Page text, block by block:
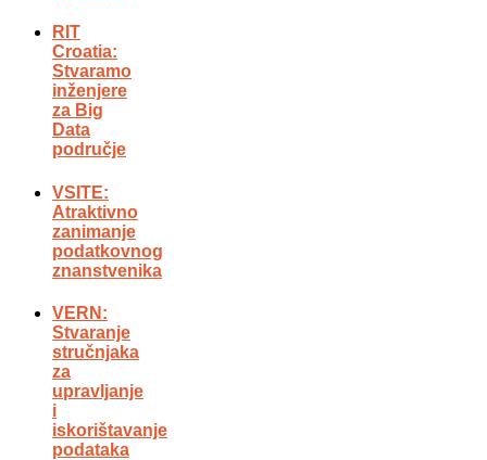
RIT
Croatia:
Stvaramo
inženjere
za Big
Data
područje
VSITE:
Atraktivno
zanimanje
podatkovnog
znanstvenika
VERN:
Stvaranje
stručnjaka
za
upravljanje
i
iskorištavanje
podataka